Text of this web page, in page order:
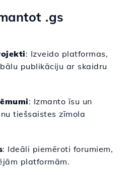
.gs
: Izveido platformas,
publikāciju ar skaidru
: Izmanto īsu un
tiešsaistes zīmola
: Ideāli piemēroti forumiem,
platformām.